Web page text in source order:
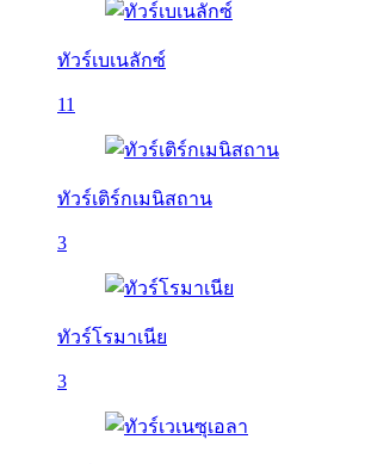
ทัวร์เบเนลักซ์
11
ทัวร์เติร์กเมนิสถาน
3
ทัวร์โรมาเนีย
3